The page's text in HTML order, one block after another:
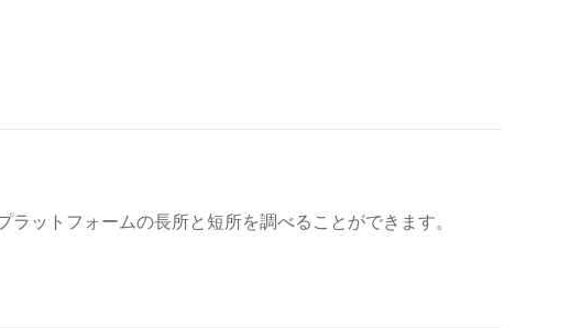
ットフォームの長所と短所を調べることができます。